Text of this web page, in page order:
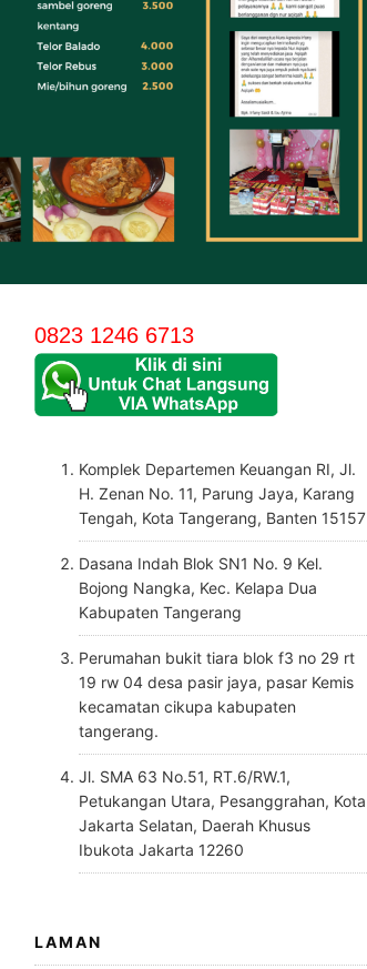
0823 1246 6713
Komplek Departemen Keuangan RI, Jl.
H. Zenan No. 11, Parung Jaya, Karang
Tengah, Kota Tangerang, Banten 15157
Dasana Indah Blok SN1 No. 9 Kel.
Bojong Nangka, Kec. Kelapa Dua
Kabupaten Tangerang
Perumahan bukit tiara blok f3 no 29 rt
19 rw 04 desa pasir jaya, pasar Kemis
kecamatan cikupa kabupaten
tangerang.
Jl. SMA 63 No.51, RT.6/RW.1,
Petukangan Utara, Pesanggrahan, Kota
Jakarta Selatan, Daerah Khusus
Ibukota Jakarta 12260
LAMAN